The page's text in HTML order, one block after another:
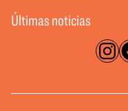
Últimas noticias